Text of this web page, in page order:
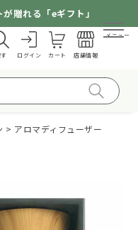
贈れる「eギフト」
ログイン カート 店舗情報
メニュー
アロマディフューザー